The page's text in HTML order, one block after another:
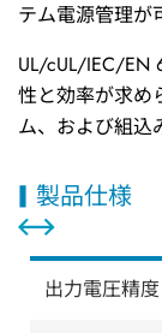
テム電源管理が
UL/cUL/IEC/EN
性と効率が求め
ム、および組込
製品仕様
出力電圧精度